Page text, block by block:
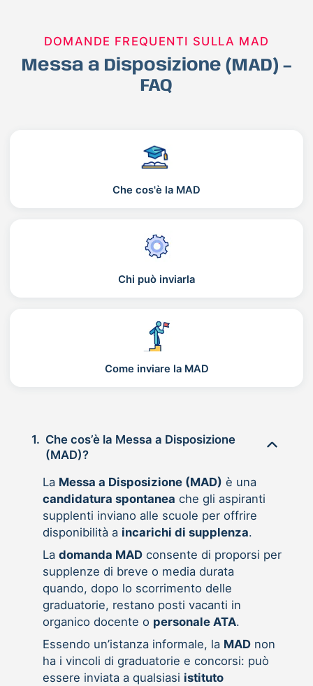
DOMANDE FREQUENTI SULLA MAD
Messa a Disposizione (MAD) –
FAQ
Che cos'è la MAD
Chi può inviarla
Come inviare la MAD
1. Che cos’è la Messa a Disposizione
(MAD)?
La Messa a Disposizione (MAD) è una
candidatura spontanea che gli aspiranti
supplenti inviano alle scuole per offrire
disponibilità a incarichi di supplenza.
La domanda MADconsente di proporsi per
supplenze di breve o media durata
quando, dopo lo scorrimento delle
graduatorie, restano posti vacanti in
organico docente o personale ATA.
Essendo un’istanza informale, la MADnon
ha i vincoli di graduatorie e concorsi: può
essere inviata a qualsiasi istituto